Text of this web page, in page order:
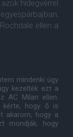
hidegvérrel
ellen a
mindenki úgy
kezelték ezt a
AC Milan ellen.
kérte, hogy ő is
akarom, hogy a
mondják, hogy